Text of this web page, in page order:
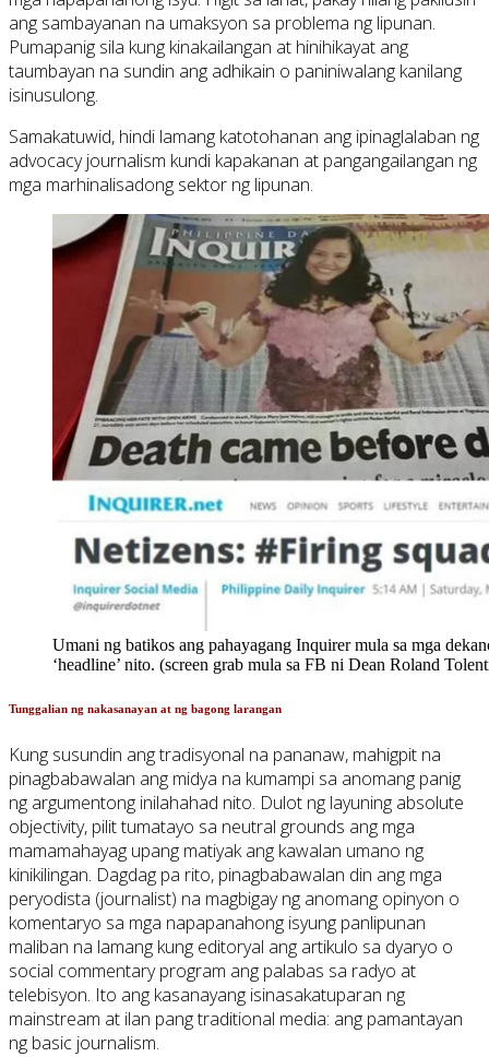
ang sambayanan na umaksyon sa problema ng lipunan.
Pumapanig sila kung kinakailangan at hinihikayat ang
taumbayan na sundin ang adhikain o paniniwalang kanilang
isinusulong.
Samakatuwid, hindi lamang katotohanan ang ipinaglalaban ng
advocacy journalism kundi kapakanan at pangangailangan ng
mga marhinalisadong sektor ng lipunan.
Umani ng batikos ang pahayagang Inquirer mula sa mga
‘headline’ nito. (screen grab mula sa FB ni Dean Roland
Tunggalian ng nakasanayan at ng bagong larangan
Kung susundin ang tradisyonal na pananaw, mahigpit na
pinagbabawalan ang midya na kumampi sa anomang panig
ng argumentong inilahahad nito. Dulot ng layuning absolute
objectivity, pilit tumatayo sa neutral grounds ang mga
mamamahayag upang matiyak ang kawalan umano ng
kinikilingan. Dagdag pa rito, pinagbabawalan din ang mga
peryodista (journalist) na magbigay ng anomang opinyon o
komentaryo sa mga napapanahong isyung panlipunan
maliban na lamang kung editoryal ang artikulo sa dyaryo o
social commentary program ang palabas sa radyo at
telebisyon. Ito ang kasanayang isinasakatuparan ng
mainstream at ilan pang traditional media: ang pamantayan
ng basic journalism.